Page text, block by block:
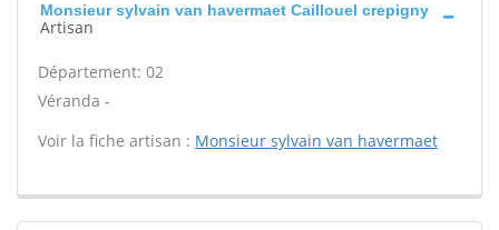
Monsieur sylvain van havermaet Caillouel crepigny
Artisan
Département: 02
Véranda -
Voir la fiche artisan : Monsieur sylvain van havermaet